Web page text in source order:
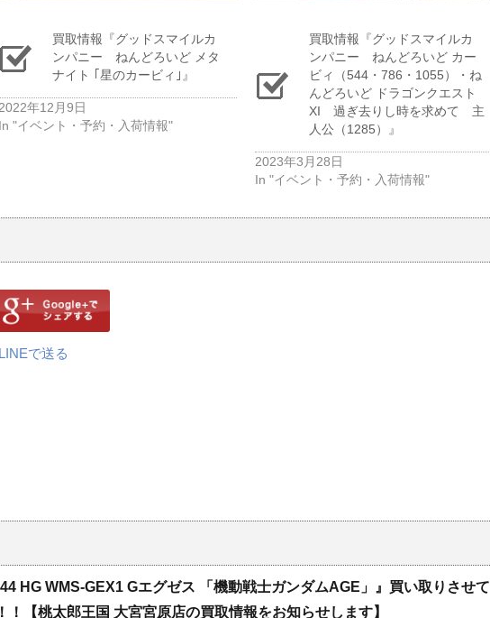
買取情報『グッドスマイルカ
ンパニー ねんどろいど ​メタ
ナイト ​｢星のカービィ｣』
2022年12月9日
In "イベント・予約・入荷情報"
買取情報『グッドスマイルカ
ンパニー ねんどろいど カー
ビィ（544・786・1055）・ね
んどろいど ドラゴンクエスト
XI 過ぎ去りし時を求めて 主
人公（1285）』
2023年3月28日
In "イベント・予約・入荷情報"
​HG ​WMS-GEX1 ​Gエグゼス ​「機動戦士ガンダムAGE」』買い取りさせて
！【桃太郎王国 大宮宮原店の買取情報をお知らせします】